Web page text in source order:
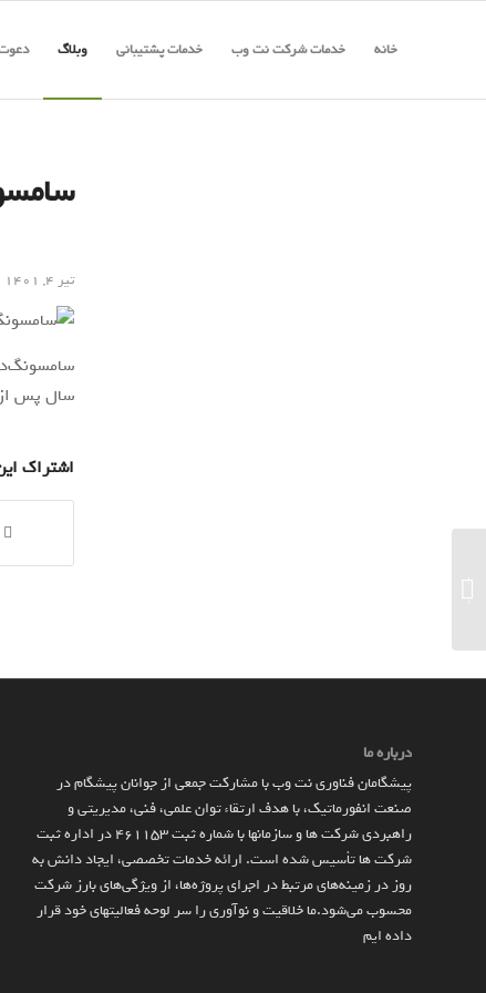
خانه خدمات شرکت نت وب خدمات پشتیبانی وبلاگ
تیر ۴, ۱۴۰۱
سال پس از
اشتراک
درباره ما
پیشگامان فناوری نت وب با مشارکت جمعی از جوانان پیشگام در
صنعت انفورماتیک، با هدف ارتقاء توان علمی، فنی، مدیریتی و
راهبردی شرکت ها و سازمان­ها با شماره ثبت 461153 در اداره ثبت
شرکت ها تأسیس شده است. ارائه خدمات تخصصی، ایجاد دانش به‌
روز در زمینه‌های مرتبط در اجرای پروژه‌ها، از ویژگی‌های بارز شرکت
محسوب می‌شود.ما خلاقیت و نوآوری را سر لوحه فعالیتهای خود قرار
داده ایم
یکی از شرکت‌های چینی در حال تولید آزمایشی
شارژ ۲۴۰ واتی برای گوشی‌های هوشمند...